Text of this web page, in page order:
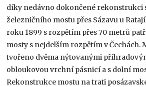
díky nedávno dokončené rekonstrukci
železničního mostu přes Sázavu u
roku 1899 s rozpětím přes 70 metrů
mosty s nejdelším rozpětím v Čechách.
tvořeno dvěma nýtovanými
obloukovou vrchní pásnicí a s dolní
Rekonstrukce mostu na trati